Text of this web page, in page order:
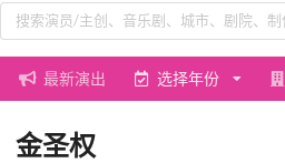
最新演出 选择年份
金圣权